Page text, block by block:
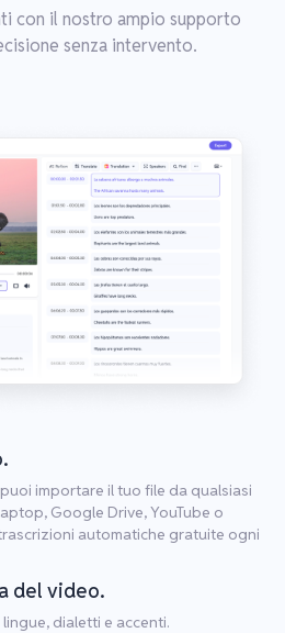
con il nostro ampio supporto
senza intervento.
importare il tuo file da qualsiasi
Google Drive, YouTube o
automatiche gratuite ogni
del video.
dialetti e accenti.